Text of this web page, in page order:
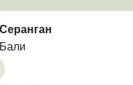
Серанган
Бали